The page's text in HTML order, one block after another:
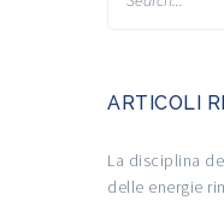
ARTICOLI
La disciplina
delle energie